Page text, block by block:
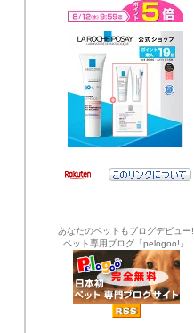
あなたのペットもブログデビュー!
ペット専用ブログ「pelogoo!」